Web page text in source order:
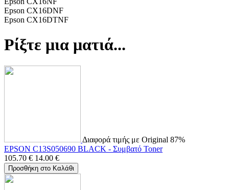
Epson CX16DNF
Epson CX16DTNF
Ρίξτε μια ματιά...
Διαφορά τιμής με Original 87%
EPSON C13S050690 BLACK - Συμβατό Toner
105.70 € 14.00 €
Προσθήκη στο Καλάθι